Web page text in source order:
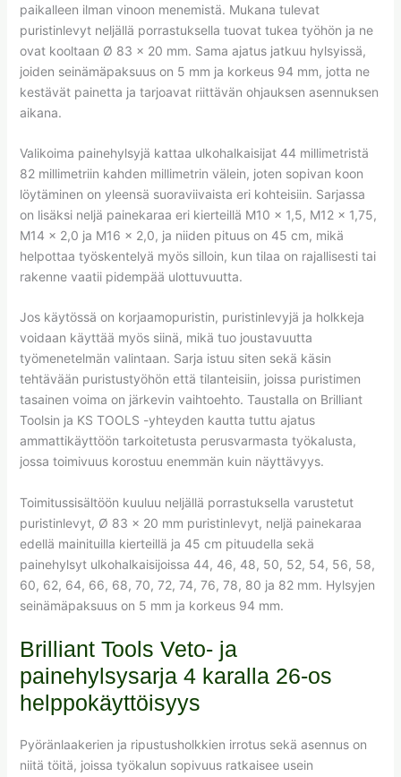
paikalleen ilman vinoon menemistä. Mukana tulevat
puristinlevyt neljällä porrastuksella tuovat tukea työhön ja ne
ovat kooltaan Ø 83 x 20 mm. Sama ajatus jatkuu hylsyissä,
joiden seinämäpaksuus on 5 mm ja korkeus 94 mm, jotta ne
kestävät painetta ja tarjoavat riittävän ohjauksen asennuksen
aikana.
Valikoima painehylsyjä kattaa ulkohalkaisijat 44 millimetristä
82 millimetriin kahden millimetrin välein, joten sopivan koon
löytäminen on yleensä suoraviivaista eri kohteisiin. Sarjassa
on lisäksi neljä painekaraa eri kierteillä M10 x 1,5, M12 x 1,75,
M14 x 2,0 ja M16 x 2,0, ja niiden pituus on 45 cm, mikä
helpottaa työskentelyä myös silloin, kun tilaa on rajallisesti tai
rakenne vaatii pidempää ulottuvuutta.
Jos käytössä on korjaamopuristin, puristinlevyjä ja holkkeja
voidaan käyttää myös siinä, mikä tuo joustavuutta
työmenetelmän valintaan. Sarja istuu siten sekä käsin
tehtävään puristustyöhön että tilanteisiin, joissa puristimen
tasainen voima on järkevin vaihtoehto. Taustalla on Brilliant
Toolsin ja KS TOOLS -yhteyden kautta tuttu ajatus
ammattikäyttöön tarkoitetusta perusvarmasta työkalusta,
jossa toimivuus korostuu enemmän kuin näyttävyys.
Toimitussisältöön kuuluu neljällä porrastuksella varustetut
puristinlevyt, Ø 83 x 20 mm puristinlevyt, neljä painekaraa
edellä mainituilla kierteillä ja 45 cm pituudella sekä
painehylsyt ulkohalkaisijoissa 44, 46, 48, 50, 52, 54, 56, 58,
60, 62, 64, 66, 68, 70, 72, 74, 76, 78, 80 ja 82 mm. Hylsyjen
seinämäpaksuus on 5 mm ja korkeus 94 mm.
Brilliant Tools Veto- ja
painehylsysarja 4 karalla 26-os
helppokäyttöisyys
Pyöränlaakerien ja ripustusholkkien irrotus sekä asennus on
niitä töitä, joissa työkalun sopivuus ratkaisee usein